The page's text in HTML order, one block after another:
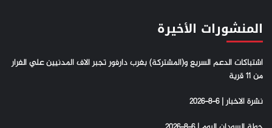
المنشورات الأخيرة
اشتباكات الدعم السريع و(المشتركة) بغرب دارفور تجبر الاف المدنيين علي الفرار
من 11 قرية
نشرة الاخبار | 6-8-2026